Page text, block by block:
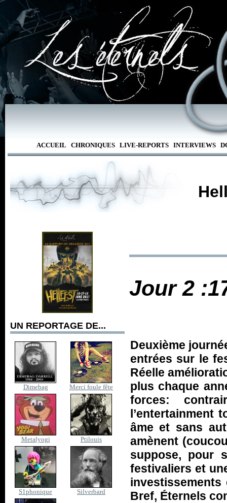
ACCUEIL CHRONIQUES LIVE-REPORTS INTERVIEWS
UN REPORTAGE DE...
Dimebag Merci foule fête
Metalyogi Ptilouis
S1phonique Silverbard
Jour 2
Deuxième
entrées sur le
Réelle
plus chaque
forces:
l’entertainment
âme et sans
amènent
suppose, pour
festivaliers et
investissements
Bref, Éternels